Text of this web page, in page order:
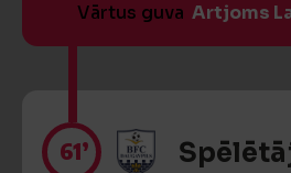
Vārtus guva Artjoms
61’